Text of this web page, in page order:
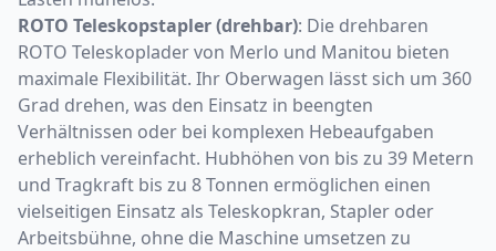
ROTO Teleskopstapler (drehbar): Die drehbaren
ROTO Teleskoplader von Merlo und Manitou bieten
maximale Flexibilität. Ihr Oberwagen lässt sich um 360
Grad drehen, was den Einsatz in beengten
Verhältnissen oder bei komplexen Hebeaufgaben
erheblich vereinfacht. Hubhöhen von bis zu 39 Metern
und Tragkraft bis zu 8 Tonnen ermöglichen einen
vielseitigen Einsatz als Teleskopkran, Stapler oder
Arbeitsbühne, ohne die Maschine umsetzen zu